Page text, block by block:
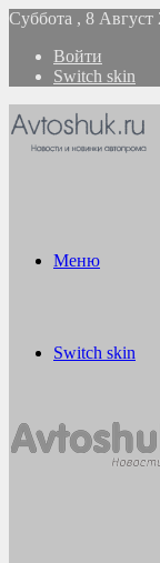
Суббота , 8 Август
Войти
Switch skin
Меню
Switch skin